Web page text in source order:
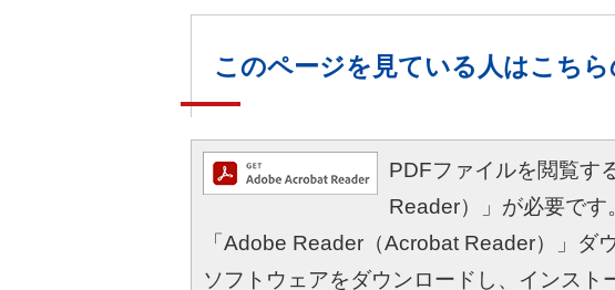
このページを見ている人はこち
PDFファイルを閲覧す
Reader）」が必要で
「Adobe Reader（Acrobat Reader）」ダ
ソフトウェアをダウンロードし、インスト